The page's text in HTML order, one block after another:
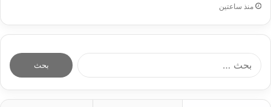
منذ ساعتين